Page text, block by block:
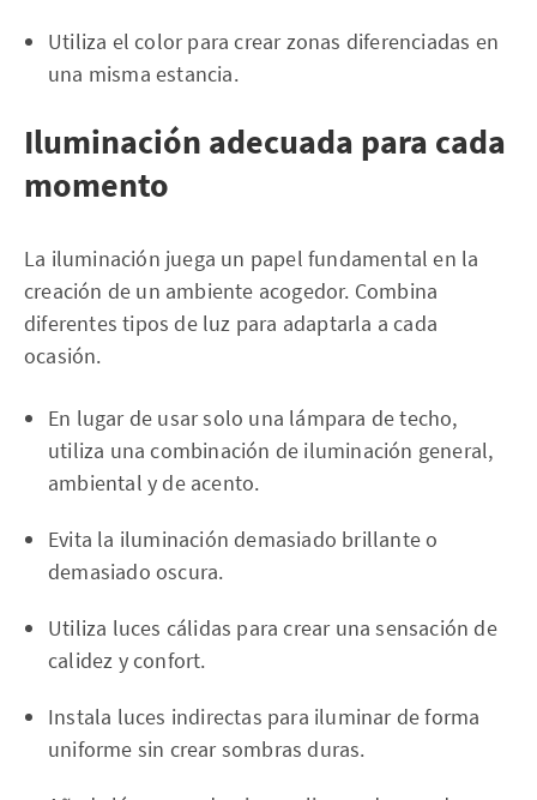
Utiliza el color para crear zonas diferenciadas en
una misma estancia.
Iluminación adecuada para cada
momento
La iluminación juega un papel fundamental en la
creación de un ambiente acogedor. Combina
diferentes tipos de luz para adaptarla a cada
ocasión.
En lugar de usar solo una lámpara de techo,
utiliza una combinación de iluminación general,
ambiental y de acento.
Evita la iluminación demasiado brillante o
demasiado oscura.
Utiliza luces cálidas para crear una sensación de
calidez y confort.
Instala luces indirectas para iluminar de forma
uniforme sin crear sombras duras.